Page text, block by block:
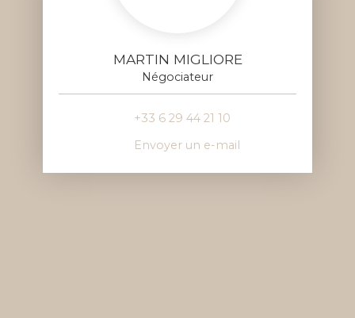
MARTIN MIGLIORE
Négociateur
+33 6 29 44 21 10
Envoyer un e-mail